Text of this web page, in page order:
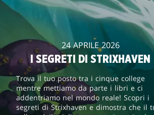
24 APRILE 2026
I SEGRETI DI STRIXHAVEN
Trova il tuo posto tra i cinque college
mentre mettiamo da parte i libri e ci
addentriamo nel mondo reale! Scopri i
segreti di Strixhaven e dimostra che il